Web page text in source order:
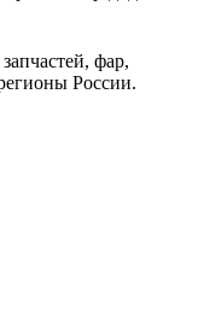
фар,
России.